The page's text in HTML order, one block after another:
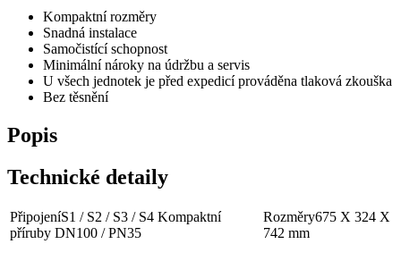
Kompaktní rozměry
Snadná instalace
Samočistící schopnost
Minimální nároky na údržbu a servis
U všech jednotek je před expedicí prováděna tlaková zkouška
Bez těsnění
Popis
Technické detaily
PřipojeníS1 / S2 / S3 / S4 Kompaktní
příruby DN100 / PN35
Rozměry675 X 324 X
742 mm